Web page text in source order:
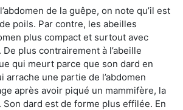
de la guêpe, on note qu’il est
poils. Par contre, les abeilles
plus compact et surtout avec
plus contrairement à l’abeille
qui meurt parce que son dard en
arrache une partie de l’abdomen
après avoir piqué un mammifère, la
dard est de forme plus effilée. En